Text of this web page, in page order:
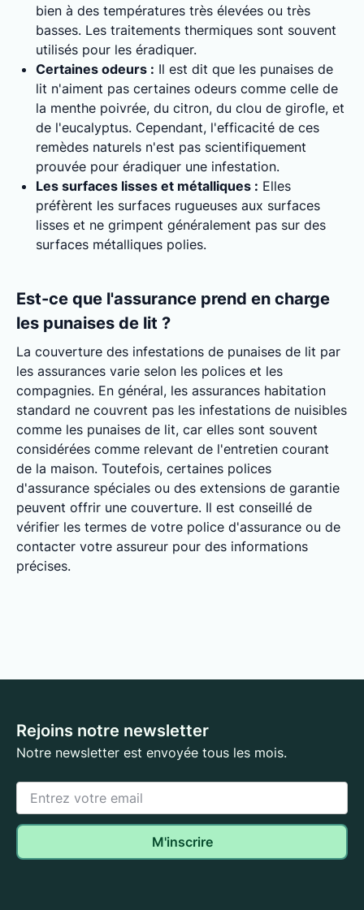
bien à des températures très élevées ou très
basses. Les traitements thermiques sont souvent
utilisés pour les éradiquer.
Certaines odeurs : Il est dit que les punaises de
lit n'aiment pas certaines odeurs comme celle de
la menthe poivrée, du citron, du clou de girofle, et
de l'eucalyptus. Cependant, l'efficacité de ces
remèdes naturels n'est pas scientifiquement
prouvée pour éradiquer une infestation.
Les surfaces lisses et métalliques : Elles
préfèrent les surfaces rugueuses aux surfaces
lisses et ne grimpent généralement pas sur des
surfaces métalliques polies.
Est-ce que l'assurance prend en charge
les punaises de lit ?
La couverture des infestations de punaises de lit par
les assurances varie selon les polices et les
compagnies. En général, les assurances habitation
standard ne couvrent pas les infestations de nuisibles
comme les punaises de lit, car elles sont souvent
considérées comme relevant de l'entretien courant
de la maison. Toutefois, certaines polices
d'assurance spéciales ou des extensions de garantie
peuvent offrir une couverture. Il est conseillé de
vérifier les termes de votre police d'assurance ou de
contacter votre assureur pour des informations
précises.
Rejoins notre newsletter
Notre newsletter est envoyée tous les mois.